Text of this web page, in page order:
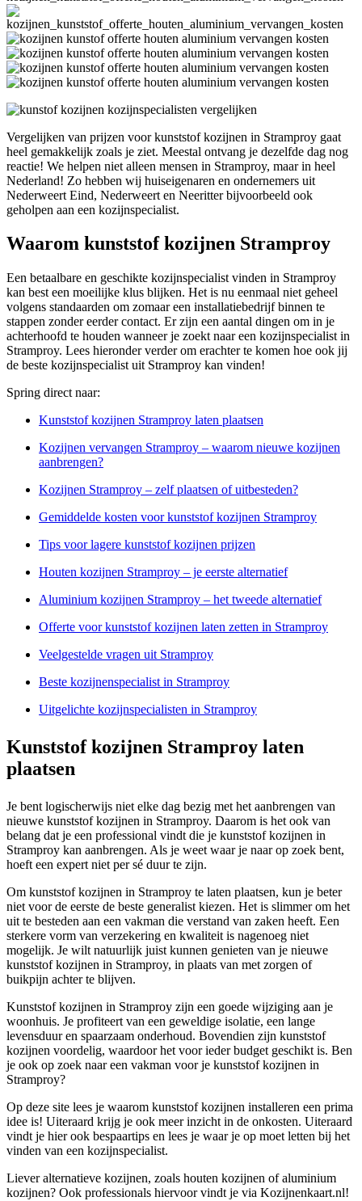
Vergelijken van prijzen voor kunststof kozijnen in Stramproy gaat
heel gemakkelijk zoals je ziet. Meestal ontvang je dezelfde dag nog
reactie! We helpen niet alleen mensen in Stramproy, maar in heel
Nederland! Zo hebben wij huiseigenaren en ondernemers uit
Nederweert Eind, Nederweert en Neeritter bijvoorbeeld ook
geholpen aan een kozijnspecialist.
Waarom kunststof kozijnen Stramproy
Een betaalbare en geschikte kozijnspecialist vinden in Stramproy
kan best een moeilijke klus blijken. Het is nu eenmaal niet geheel
volgens standaarden om zomaar een installatiebedrijf binnen te
stappen zonder eerder contact. Er zijn een aantal dingen om in je
achterhoofd te houden wanneer je zoekt naar een kozijnspecialist in
Stramproy. Lees hieronder verder om erachter te komen hoe ook jij
de beste kozijnspecialist uit Stramproy kan vinden!
Spring direct naar:
Kunststof kozijnen Stramproy laten plaatsen
Kozijnen vervangen Stramproy – waarom nieuwe kozijnen
aanbrengen?
Kozijnen Stramproy – zelf plaatsen of uitbesteden?
Gemiddelde kosten voor kunststof kozijnen Stramproy
Tips voor lagere kunststof kozijnen prijzen
Houten kozijnen Stramproy – je eerste alternatief
Aluminium kozijnen Stramproy – het tweede alternatief
Offerte voor kunststof kozijnen laten zetten in Stramproy
Veelgestelde vragen uit Stramproy
Beste kozijnenspecialist in Stramproy
Uitgelichte kozijnspecialisten in Stramproy
Kunststof kozijnen Stramproy laten
plaatsen
Je bent logischerwijs niet elke dag bezig met het aanbrengen van
nieuwe kunststof kozijnen in Stramproy. Daarom is het ook van
belang dat je een professional vindt die je kunststof kozijnen in
Stramproy kan aanbrengen. Als je weet waar je naar op zoek bent,
hoeft een expert niet per sé duur te zijn.
Om kunststof kozijnen in Stramproy te laten plaatsen, kun je beter
niet voor de eerste de beste generalist kiezen. Het is slimmer om het
uit te besteden aan een vakman die verstand van zaken heeft. Een
sterkere vorm van verzekering en kwaliteit is nagenoeg niet
mogelijk. Je wilt natuurlijk juist kunnen genieten van je nieuwe
kunststof kozijnen in Stramproy, in plaats van met zorgen of
buikpijn achter te blijven.
Kunststof kozijnen in Stramproy zijn een goede wijziging aan je
woonhuis. Je profiteert van een geweldige isolatie, een lange
levensduur en spaarzaam onderhoud. Bovendien zijn kunststof
kozijnen voordelig, waardoor het voor ieder budget geschikt is. Ben
je ook op zoek naar een vakman voor je kunststof kozijnen in
Stramproy?
Op deze site lees je waarom kunststof kozijnen installeren een prima
idee is! Uiteraard krijg je ook meer inzicht in de onkosten. Uiteraard
vindt je hier ook bespaartips en lees je waar je op moet letten bij het
vinden van een kozijnspecialist.
Liever alternatieve kozijnen, zoals houten kozijnen of aluminium
kozijnen? Ook professionals hiervoor vindt je via Kozijnenkaart.nl!